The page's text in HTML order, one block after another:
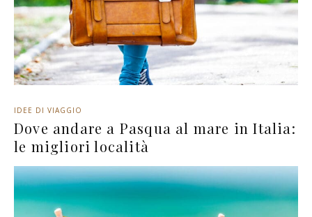
IDEE DI VIAGGIO
Dove andare a Pasqua al mare in Italia:
le migliori località